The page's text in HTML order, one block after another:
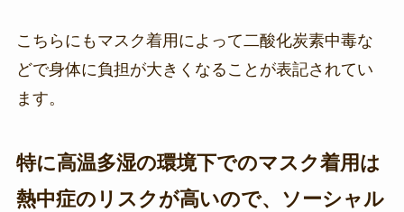
こちらにもマスク着用によって二酸化炭素中毒な
どで身体に負担が大きくなることが表記されてい
ます。
特に高温多湿の環境下でのマスク着用は
熱中症のリスクが高いので、ソーシャル